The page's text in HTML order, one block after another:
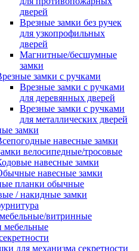
дверей
Врезные замки без ручек
для узкопрофильных
дверей
Магнитные/бесшумные
замки
замки с ручками
Врезные замки с ручками
для деревянных дверей
Врезные замки с ручками
для металлических дверей
замки
навесные замки
велосипедные/тросовые
навесные замки
навесные замки
планки обычные
/ накидные замки
витринные
мебельные
для механизма секретности